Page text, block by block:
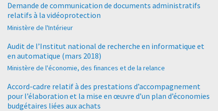
Demande de communication de documents administratifs
relatifs à la vidéoprotection
Ministère de l'Intérieur
Audit de l’Institut national de recherche en informatique et
en automatique (mars 2018)
Ministère de l'économie, des finances et de la relance
Accord-cadre relatif à des prestations d’accompagnement
pour l’élaboration et la mise en œuvre d’un plan d’économies
budgétaires liées aux achats